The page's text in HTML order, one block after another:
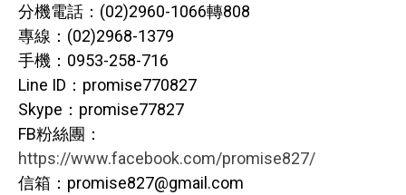
分機電話：(02)2960-1066轉808
專線：(02)2968-1379
手機：0953-258-716
Line ID：promise770827
Skype：promise77827
FB粉絲團：
https://www.facebook.com/promise827/
信箱：promise827@gmail.com